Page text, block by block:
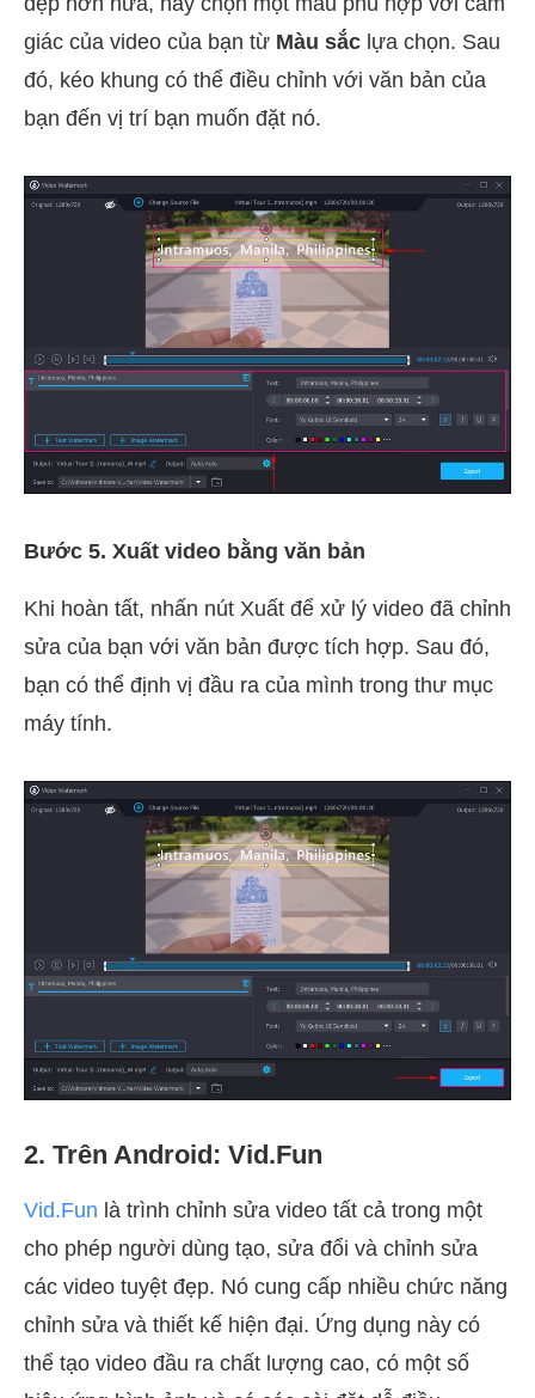
giác của video của bạn từ Màu sắc lựa chọn. Sau
đó, kéo khung có thể điều chỉnh với văn bản của
bạn đến vị trí bạn muốn đặt nó.
Bước 5. Xuất video bằng văn bản
Khi hoàn tất, nhấn nút Xuất để xử lý video đã chỉnh
sửa của bạn với văn bản được tích hợp. Sau đó,
bạn có thể định vị đầu ra của mình trong thư mục
máy tính.
2. Trên Android: Vid.Fun
Vid.Fun là trình chỉnh sửa video tất cả trong một
cho phép người dùng tạo, sửa đổi và chỉnh sửa
các video tuyệt đẹp. Nó cung cấp nhiều chức năng
chỉnh sửa và thiết kế hiện đại. Ứng dụng này có
thể tạo video đầu ra chất lượng cao, có một số